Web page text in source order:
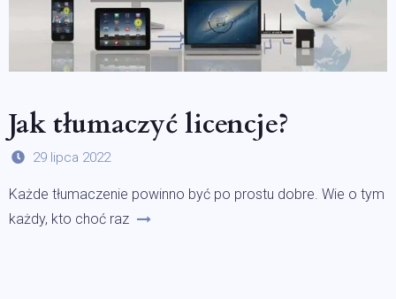
Jak tłumaczyć licencje?
29 lipca 2022
Każde tłumaczenie powinno być po prostu dobre. Wie o tym
każdy, kto choć raz